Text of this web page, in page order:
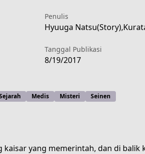
Penulis
Hyuuga
Tanggal Publikasi
8/19/2017
Medis Misteri Seinen
yang memerintah, dan di balik